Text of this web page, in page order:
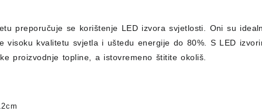
Black
Mat
12x150cm
preporučuje se korištenje LED izvora svjetlosti.
Oni su
visoku kvalitetu svjetla i uštedu energije do 80%.
S LED
proizvodnje topline, a istovremeno štitite okoliš.